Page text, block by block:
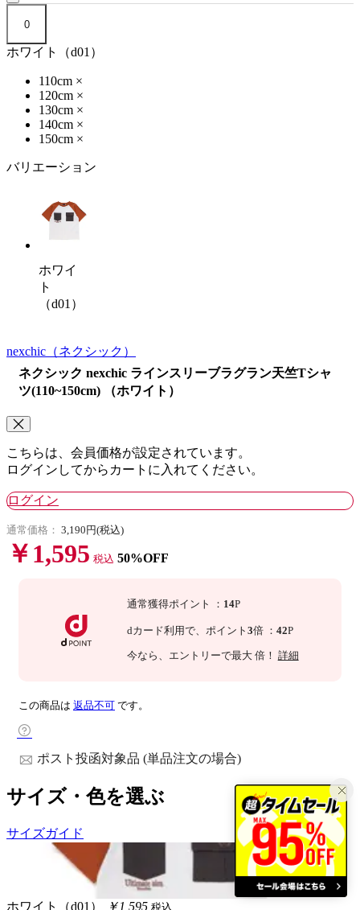
0
ホワイト（d01）
110cm ×
120cm ×
130cm ×
140cm ×
150cm ×
バリエーション
ホワイ
ト
（d01）
nexchic （ネクシック）
ネクシック nexchic ラインスリーブラグラン天竺Tシャ
ツ(110~150cm) （ホワイト）
こちらは、会員価格が設定されています。
ログインしてからカートに入れてください。
ログイン
通常価格： 3,190円(税込)
￥1,595 税込 50%OFF
通常獲得ポイント ： 14P
dカード利用で、 ポイント 3倍 ： 42P
今なら 、エントリーで最大 倍！ 詳細
この商品は 返品不可 です。
ポスト投函対象品 (単品注文の場合)
サイズ・色を選ぶ
サイズガイド
ホワイト（d01） ￥1,595 税込